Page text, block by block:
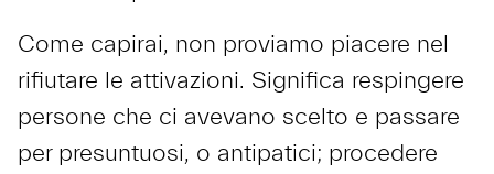
Come capirai, non proviamo piacere nel
rifiutare le attivazioni. Significa respingere
persone che ci avevano scelto e passare
per presuntuosi, o antipatici; procedere